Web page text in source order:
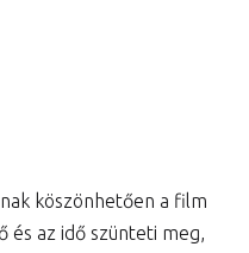
köszönhetően a film
az idő szünteti meg,